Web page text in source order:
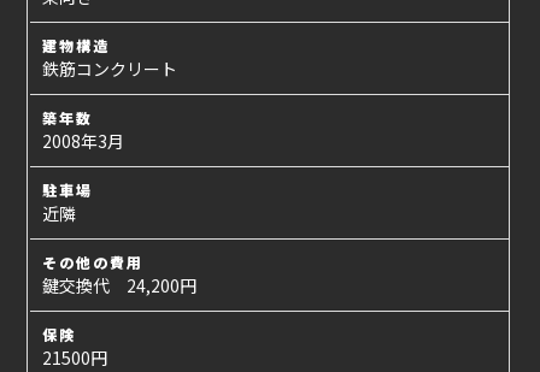
建物構造
鉄筋コンクリート
築年数
2008年3月
駐車場
近隣
その他の費用
鍵交換代 24,200円
保険
21500円